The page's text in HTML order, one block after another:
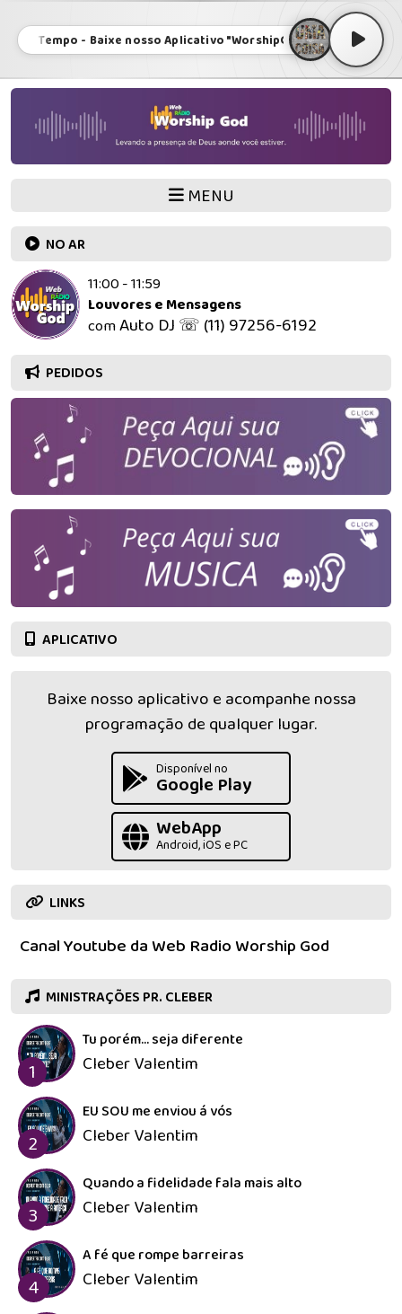
- Baixe nosso Aplicativo "WorshipGodApp" no GOOGLE PLAY e
MENU
NO AR
11:00 - 11:59
Louvores e Mensagens
comAuto DJ ☏ (11) 97256-6192
PEDIDOS
APLICATIVO
Baixe nosso aplicativo e acompanhe nossa
programação de qualquer lugar.
Disponível no
Google Play
WebApp
Android, iOS e PC
LINKS
Canal Youtube da Web Radio Worship God
MINISTRAÇÕES PR. CLEBER
1
Tu porém... seja diferente
Cleber Valentim
2
EU SOU me enviou á vós
Cleber Valentim
3
Quando a fidelidade fala mais alto
Cleber Valentim
4
A fé que rompe barreiras
Cleber Valentim
Devocional
Aviva-nos
/ A Terra
Clama —
Davi
Fernandes
& Cultura
do Céu